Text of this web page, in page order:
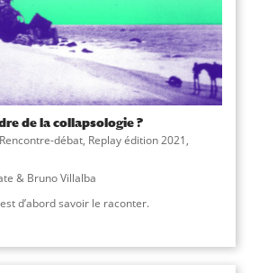
de la collapsologie ?
Rencontre-débat, Replay édition 2021,
& Bruno Villalba
d’abord savoir le raconter.